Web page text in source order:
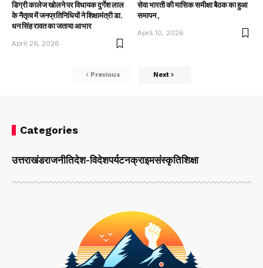
डिग्री कालेज खोलने पर विधायक दुर्गेश लाल
के नैतृत्व में जनप्रतिनिधियों ने शिक्षामंत्री डा.
धन सिंह रावत का जताया आभार
April 26, 2026
सेवा भारती की मासिक समीक्षा बैठक का हुआ
समापन ,
April 10, 2026
Previous Next
Categories
उत्तराखंडराजनीतिदेश-विदेशपर्यटनक्राइमसंस्कृतिशिक्षा